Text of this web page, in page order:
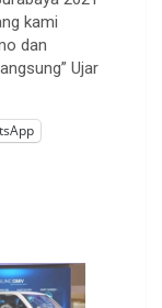
kami
dan
Ujar